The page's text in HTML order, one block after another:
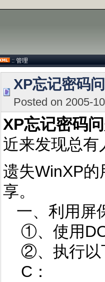
:: 管理
XP忘记密码
Posted on 2005-
XP忘记密码
近来发现总有
遗失WinXP
享。
一、利用屏
①、使用
②、执行以
C：